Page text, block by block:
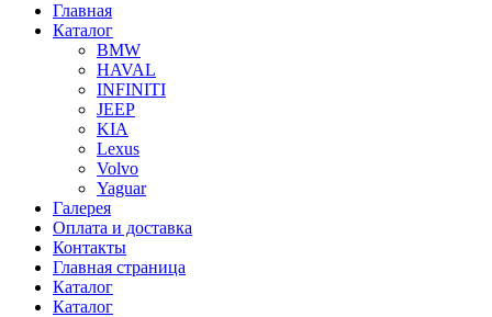
Главная
Каталог
BMW
HAVAL
INFINITI
JEEP
KIA
Lexus
Volvo
Yaguar
Галерея
Оплата и доставка
Контакты
Главная страница
Каталог
Каталог